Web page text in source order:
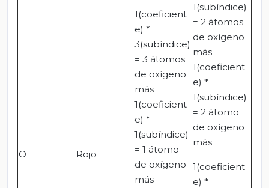
O Rojo
1(coeficient
e) *
3(subíndice)
= 3 átomos
de oxígeno
más
1(coeficient
e) *
1(subíndice)
= 1 átomo
de oxígeno
más
1(subíndice)
= 2 átomos
de oxígeno
más
1(coeficient
e) *
1(subíndice)
= 2 átomo
de oxígeno
más
1(coeficient
e) *